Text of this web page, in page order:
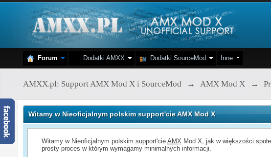
Forum Dodatki AMXX Dodatki SourceMod Inne
AMXX.pl: Support AMX Mod X i SourceMod → AMX Mod X →
Witamy w Nieoficjalnym polskim support'cie AMX Mod X
Witamy w Nieoficjalnym polskim support'cieAMX Mod X, jak w większości
prosty proces w którym wymagamy minimalnych informacji.